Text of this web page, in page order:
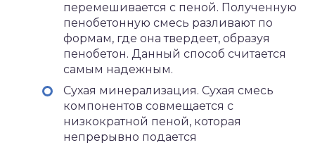
перемешивается с пеной. Полученную
пенобетонную смесь разливают по
формам, где она твердеет, образуя
пенобетон. Данный способ считается
самым надежным.
Сухая минерализация. Сухая смесь
компонентов совмещается с
низкократной пеной, которая
непрерывно подается